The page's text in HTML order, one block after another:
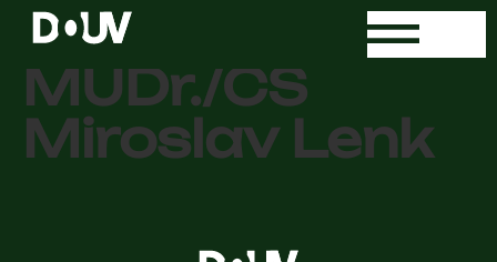
Dr. med.
MUDr./CS
Miroslav Lenk